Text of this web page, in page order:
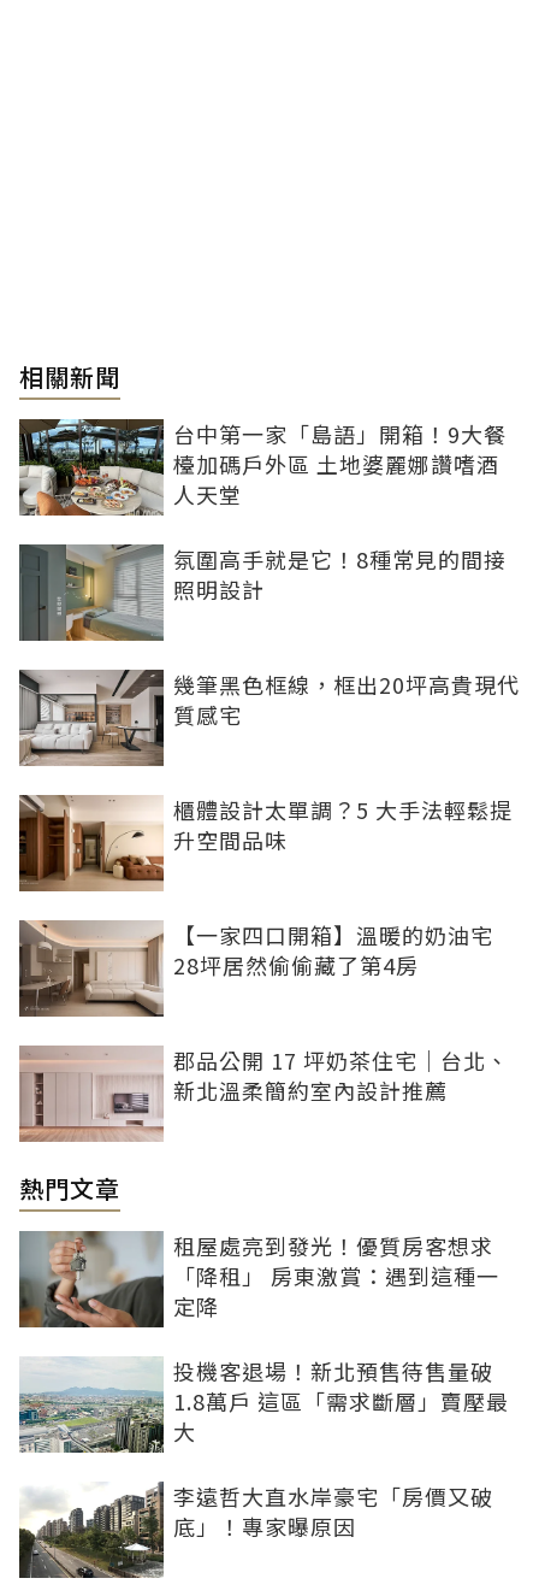
相關新聞
台中第一家「島語」開箱！9大餐
檯加碼戶外區 土地婆麗娜讚嗜酒
人天堂
氛圍高手就是它！8種常見的間接
照明設計
幾筆黑色框線，框出20坪高貴現代
質感宅
櫃體設計太單調？5 大手法輕鬆提
升空間品味
【一家四口開箱】溫暖的奶油宅
28坪居然偷偷藏了第4房
郡品公開 17 坪奶茶住宅｜台北、
新北溫柔簡約室內設計推薦
熱門文章
租屋處亮到發光！優質房客想求
「降租」 房東激賞：遇到這種一
定降
投機客退場！新北預售待售量破
1.8萬戶 這區「需求斷層」賣壓最
大
李遠哲大直水岸豪宅「房價又破
底」！專家曝原因